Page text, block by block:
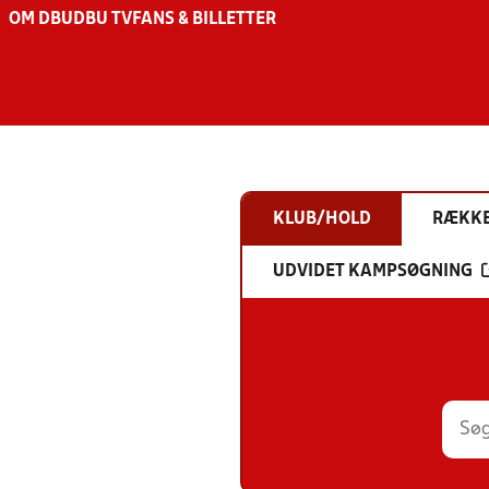
OM DBU DBU TV FANS & BILLETTER
KLUB/HOLD
UDVIDET KAMPSØGNING